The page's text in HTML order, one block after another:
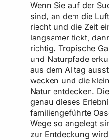
Wenn Sie auf der
sind, an dem die
riecht und die Zeit
langsamer tickt,
richtig. Tropische
und Naturpfade
aus dem Alltag
wecken und die
Natur entdecken.
genau dieses
familiengeführte
Wege so angelegt
zur Entdeckung